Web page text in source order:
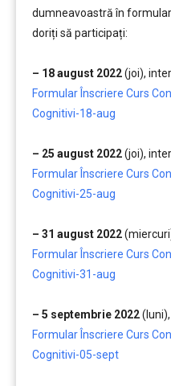
dumneavoastră în
doriți să participați:
– 18 august 2022(joi),
Formular Înscriere Curs
Cognitivi-18-aug
– 25 august 2022(joi),
Formular Înscriere Curs
Cognitivi-25-aug
– 31 august 2022
Formular Înscriere Curs
Cognitivi-31-aug
– 5 septembrie 2022
Formular Înscriere Curs
Cognitivi-05-sept